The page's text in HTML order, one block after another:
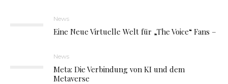
News
Eine Neue Virtuelle Welt für „The Voice“ Fans –
News
Meta: Die Verbindung von KI und dem
Metaverse